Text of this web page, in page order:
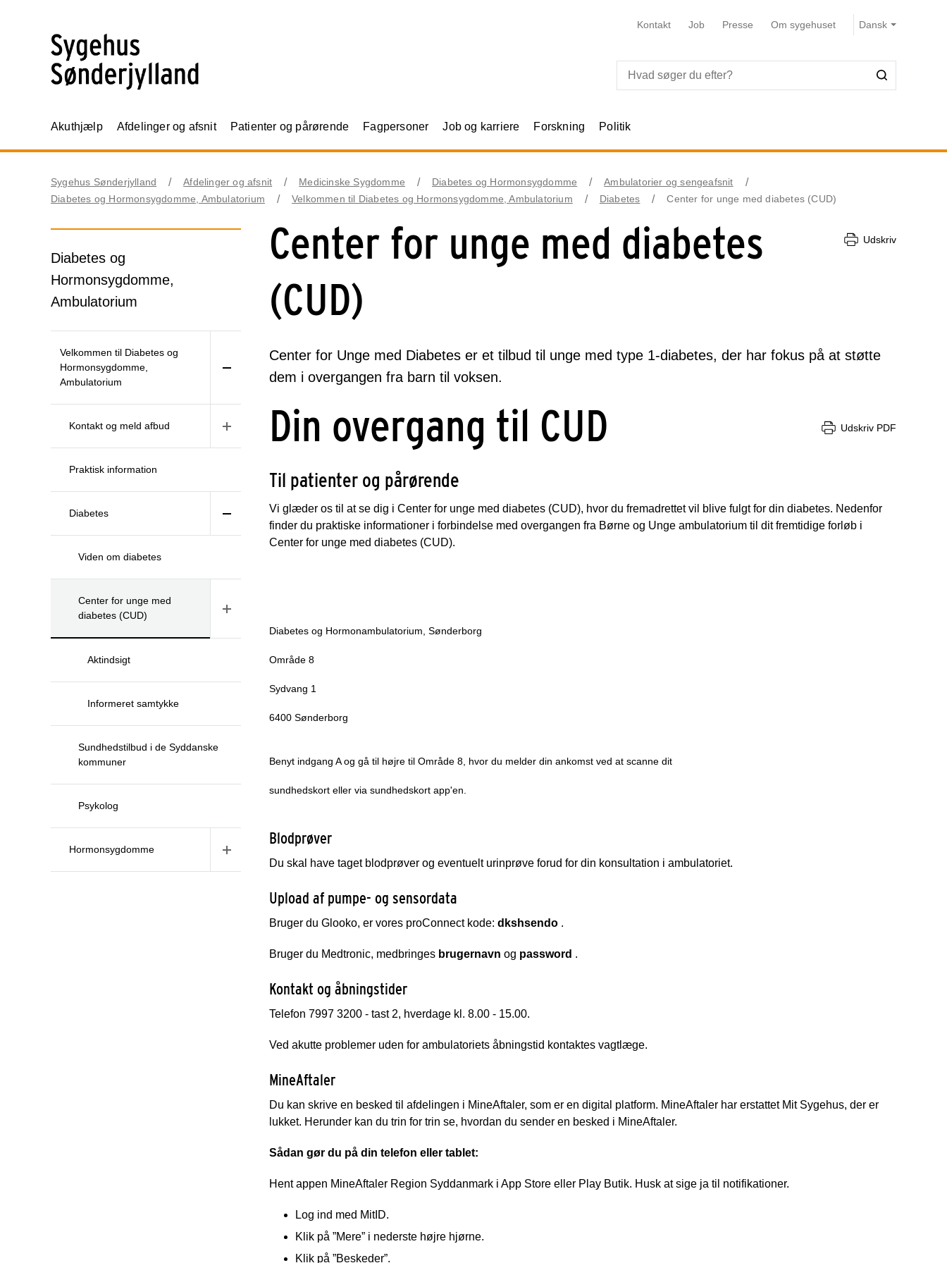
Kontakt Job Presse Om sygehuset
Akuthjælp Afdelinger og afsnit Patienter og pårørende Fagpersoner Job og karriere Forskning Politik
Sygehus Sønderjylland Afdelinger og afsnit Medicinske Sygdomme Diabetes og Hormonsygdomme
Ambulatorier og sengeafsnit
Diabetes og Hormonsygdomme, Ambulatorium
Velkommen til Diabetes og Hormonsygdomme, Ambulatorium Diabetes Center for unge med diabetes (CUD)
Diabetes og
Hormonsygdomme,
Ambulatorium
Velkommen til Diabetes og
Hormonsygdomme,
Ambulatorium
Kontakt og meld afbud
Praktisk information
Diabetes
Viden om diabetes
Center for unge med
diabetes (CUD)
Aktindsigt
Informeret samtykke
Sundhedstilbud i de Syddanske
kommuner
Psykolog
Hormonsygdomme
Center for unge med diabetes
(CUD)
Udskriv
Center for Unge med Diabetes er et tilbud til unge med type 1-diabetes, der har fokus på at støtte
dem i overgangen fra barn til voksen.
Din overgang til CUD Udskriv PDF
Til patienter og pårørende
Vi glæder os til at se dig i Center for unge med diabetes (CUD), hvor du fremadrettet vil blive fulgt for din diabetes. Nedenfor
finder du praktiske informationer i forbindelse med overgangen fra Børne og Unge ambulatorium til dit fremtidige forløb i
Center for unge med diabetes (CUD).
Diabetes og Hormonambulatorium, Sønderborg
Område 8
Sydvang 1
6400 Sønderborg
Benyt indgang A og gå til højre til Område 8, hvor du melder din ankomst ved at scanne dit
sundhedskort eller via sundhedskort app'en.
Blodprøver
Du skal have taget blodprøver og eventuelt urinprøve forud for din konsultation i ambulatoriet.
Upload af pumpe- og sensordata
Bruger du Glooko, er vores proConnect kode: dkshsendo .
Bruger du Medtronic, medbringes brugernavn og password .
Kontakt og åbningstider
Telefon 7997 3200 - tast 2, hverdage kl. 8.00 - 15.00.
Ved akutte problemer uden for ambulatoriets åbningstid kontaktes vagtlæge.
MineAftaler
Du kan skrive en besked til afdelingen i MineAftaler, som er en digital platform. MineAftaler har erstattet Mit Sygehus, der er
lukket. Herunder kan du trin for trin se, hvordan du sender en besked i MineAftaler.
Sådan gør du på din telefon eller tablet:
Hent appen MineAftaler Region Syddanmark i App Store eller Play Butik. Husk at sige ja til notifikationer.
Log ind med MitID.
Klik på ”Mere” i nederste højre hjørne.
Klik på ”Beskeder”.